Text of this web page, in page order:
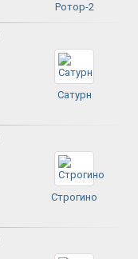
Ротор-2
Сатурн
Строгино